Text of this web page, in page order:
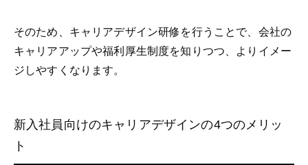
そのため、キャリアデザイン研修を行うことで、会社の
キャリアアップや福利厚生制度を知りつつ、よりイメー
ジしやすくなります。
新入社員向けのキャリアデザインの4つのメリッ
ト